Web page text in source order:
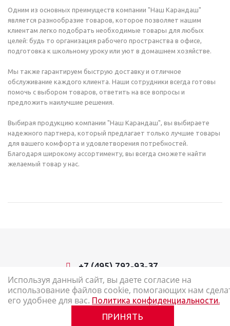
Одним из основных преимуществ компании "Наш Карандаш"
является разнообразие товаров, которое позволяет нашим
клиентам легко подобрать необходимые товары для любых
целей: будь то организация рабочего пространства в офисе,
подготовка к школьному уроку или уют в домашнем хозяйстве.
Мы также гарантируем быструю доставку и отличное
обслуживание каждого клиента. Наши сотрудники всегда готовы
помочь с выбором товаров, ответить на все вопросы и
предложить наилучшие решения.
Выбирая продукцию компании "Наш Карандаш", вы выбираете
надежного партнера, который предлагает только лучшие товары
для вашего комфорта и удовлетворения потребностей.
Благодаря широкому ассортименту, вы всегда сможете найти
желаемый товар у нас.
+7 (495) 792-93-37
2026 © Наш Карандаш: интернет-магазин канцелярских товаров
Карта сайта
Используя данный сайт, вы даете согласие на
использование файлов cookie, помогающих нам
его удобнее для вас. Политика конфиденциальности.
ПРИНЯТЬ